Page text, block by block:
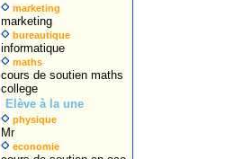
marketing
marketing
bureautique
informatique
maths
cours de soutien maths
college
Elève à la une
physique
Mr
economie